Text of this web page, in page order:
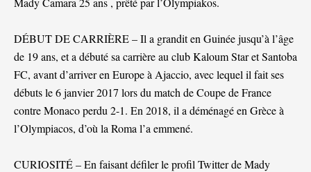
DÉBUT DE CARRIÈRE – Il a grandit en Guinée jusqu’à l’âge
de 19 ans, et a débuté sa carrière au club Kaloum Star et Santoba
FC, avant d’arriver en Europe à Ajaccio, avec lequel il fait ses
débuts le 6 janvier 2017 lors du match de Coupe de France
contre Monaco perdu 2-1. En 2018, il a déménagé en Grèce à
l’Olympiacos, d’où la Roma l’a emmené.
CURIOSITÉ – En faisant défiler le profil Twitter de Mady